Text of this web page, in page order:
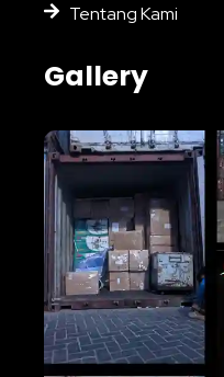
Tentang Kami
Gallery